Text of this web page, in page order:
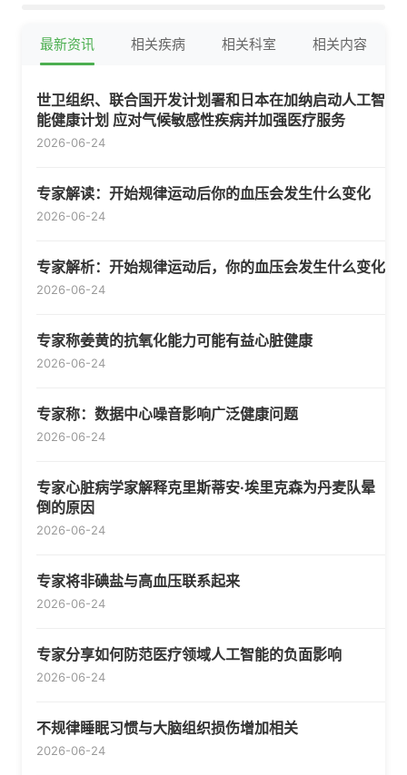
最新资讯 相关疾病 相关科室 相关内容
世卫组织、联合国开发计划署和日本在加纳启动人工智
能健康计划 应对气候敏感性疾病并加强医疗服务
2026-06-24
专家解读：开始规律运动后你的血压会发生什么变化
2026-06-24
专家解析：开始规律运动后，你的血压会发生什么变化
2026-06-24
专家称姜黄的抗氧化能力可能有益心脏健康
2026-06-24
专家称：数据中心噪音影响广泛健康问题
2026-06-24
专家心脏病学家解释克里斯蒂安·埃里克森为丹麦队晕
倒的原因
2026-06-24
专家将非碘盐与高血压联系起来
2026-06-24
专家分享如何防范医疗领域人工智能的负面影响
2026-06-24
不规律睡眠习惯与大脑组织损伤增加相关
2026-06-24